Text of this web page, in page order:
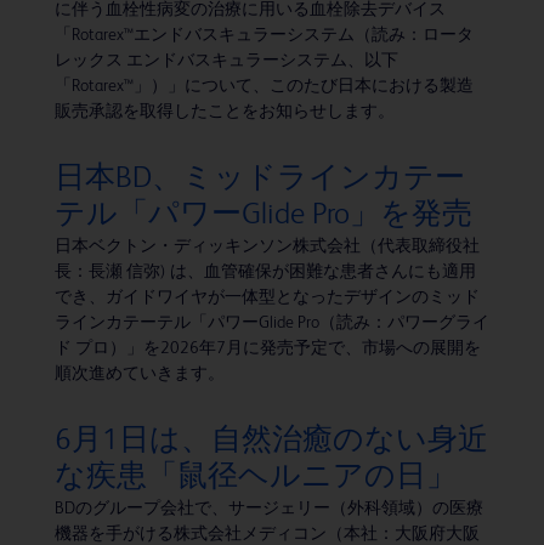
に伴う血栓性病変の治療に用いる血栓除去デバイス
「Rotarex™エンドバスキュラーシステム（読み：ロータ
レックス エンドバスキュラーシステム、以下
「Rotarex™」）」について、このたび日本における製造
販売承認を取得したことをお知らせします。
日本BD、ミッドラインカテー
テル「パワーGlide Pro」を発売
日本ベクトン・ディッキンソン株式会社（代表取締役社
長：長瀬 信弥) は、血管確保が困難な患者さんにも適用
でき、ガイドワイヤが一体型となったデザインのミッド
ラインカテーテル「パワーGlide Pro（読み：パワーグライ
ド プロ）」を2026年7月に発売予定で、市場への展開を
順次進めていきます。
6月1日は、自然治癒のない身近
な疾患「鼠径ヘルニアの日」
BDのグループ会社で、サージェリー（外科領域）の医療
機器を手がける株式会社メディコン（本社：大阪府大阪